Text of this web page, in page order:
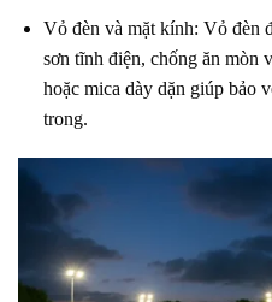
Vỏ đèn và mặt kính: Vỏ đèn
sơn tĩnh điện, chống ăn mòn
hoặc mica dày dặn giúp bảo
trong.